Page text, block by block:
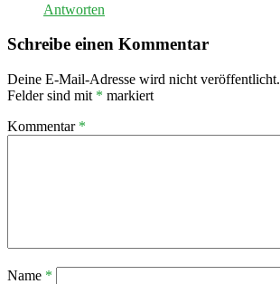
Antworten
Schreibe einen Kommentar
Deine E-Mail-Adresse wird nicht veröffentlicht.
Felder sind mit * markiert
Kommentar *
Name *